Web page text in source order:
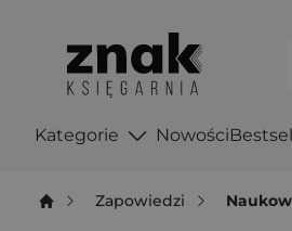
Kategorie Nowości
Zapowiedzi